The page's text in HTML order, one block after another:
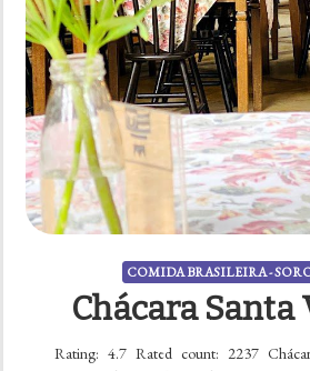
COMIDA BRASILEIRA -
Chácara
Rating: 4.7 Rated count: 2237